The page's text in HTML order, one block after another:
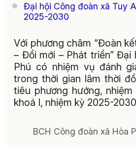
Đại hội Công đoàn xã Tuy
2025-2030
Với phương châm “Đoàn
– Đổi mới – Phát triển”
Phú có nhiệm vụ đánh
trong thời gian lâm thời
tiêu phương hướng,
khoá I, nhiệm kỳ 2025-
BCH Công đoàn xã Hòa